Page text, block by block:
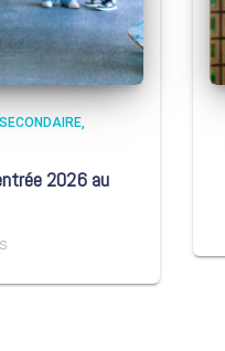
SECONDAIRE
2026 au